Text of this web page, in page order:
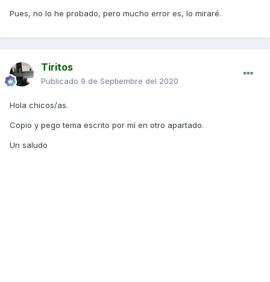
Pues, no lo he probado, pero mucho error es, lo miraré.
Tiritos
Publicado 9 de Septiembre del 2020
Hola chicos/as.
Copio y pego tema escrito por mí en otro apartado.
Un saludo